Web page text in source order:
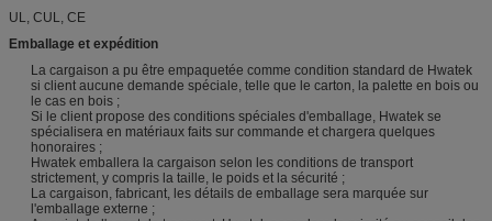
UL, CUL, CE
Emballage et expédition
La cargaison a pu être empaquetée comme condition standard de Hwatek
si client aucune demande spéciale, telle que le carton, la palette en bois ou
le cas en bois ;
Si le client propose des conditions spéciales d'emballage, Hwatek se
spécialisera en matériaux faits sur commande et chargera quelques
honoraires ;
Hwatek emballera la cargaison selon les conditions de transport
strictement, y compris la taille, le poids et la sécurité ;
La cargaison, fabricant, les détails de emballage sera marquée sur
l'emballage externe ;